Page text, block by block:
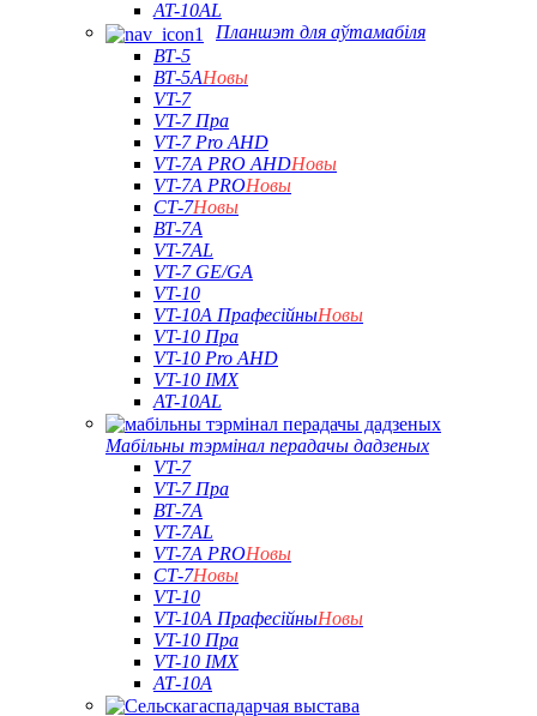
AT-10AL
Планшэт для аўтамабіля
ВТ-5
ВТ-5АНовы
VT-7
VT-7 Пра
VT-7 Pro AHD
VT-7A PRO AHDНовы
VT-7A PROНовы
СТ-7Новы
ВТ-7А
VT-7AL
VT-7 GE/GA
VT-10
VT-10A ПрафесійныНовы
VT-10 Пра
VT-10 Pro AHD
VT-10 IMX
AT-10AL
Мабільны тэрмінал перадачы дадзеных
VT-7
VT-7 Пра
ВТ-7А
VT-7AL
VT-7A PROНовы
СТ-7Новы
VT-10
VT-10A ПрафесійныНовы
VT-10 Пра
VT-10 IMX
АТ-10А